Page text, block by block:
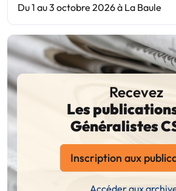
Du 1 au 3 octobre 2026 à La Baule
Recevez
Les
Généralistes
Inscription aux
Accéder aux